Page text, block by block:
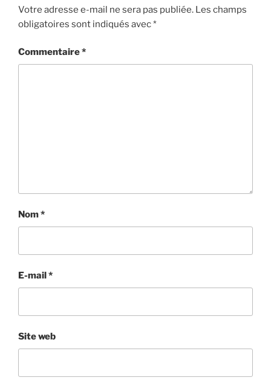
Votre adresse e-mail ne sera pas publiée. Les champs
obligatoires sont indiqués avec*
Commentaire*
Nom*
E-mail*
Site web